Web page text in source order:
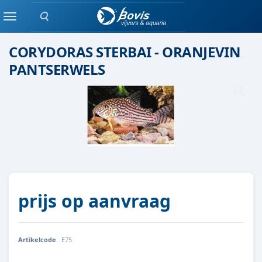
Zoeken
MenuGroepen vis
CORYDORAS STERBAI - ORANJEVIN
PANTSERWELS
prijs op aanvraag
Artikelcode: E75